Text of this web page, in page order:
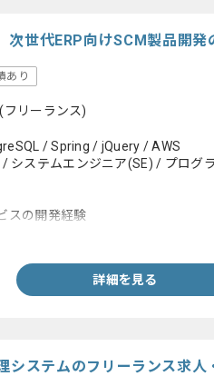
次世代ERP向けSCM製品開
あり
(フリーランス)
/ Spring / jQuery / AWS
システムエンジニア(SE) / プログ
スの開発経験
詳細を見る
システムのフリーランス求人